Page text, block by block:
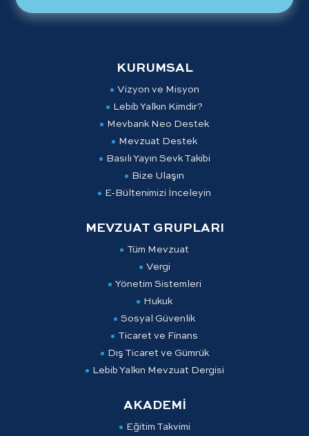
KURUMSAL
Vizyon ve Misyon
Lebib Yalkın Kimdir?
Mevbank Neo Destek
Mevzuat Destek
Basılı Yayın Sevk Takibi
Bize Ulaşın
E-Bültenimizi İnceleyin
MEVZUAT GRUPLARI
Tüm Mevzuat
Vergi
Yönetim Sistemleri
Hukuk
Sosyal Güvenlik
Ticaret ve Finans
Dış Ticaret ve Gümrük
Lebib Yalkın Mevzuat Dergisi
AKADEMİ
Eğitim Takvimi